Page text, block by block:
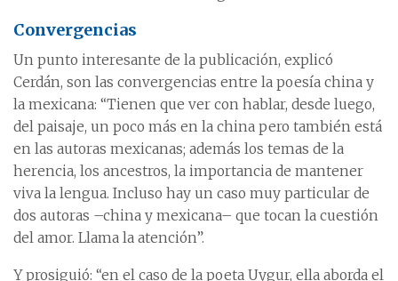
Convergencias
Un punto interesante de la publicación, explicó
Cerdán, son las convergencias entre la poesía china y
la mexicana: “Tienen que ver con hablar, desde luego,
del paisaje, un poco más en la china pero también está
en las autoras mexicanas; además los temas de la
herencia, los ancestros, la importancia de mantener
viva la lengua. Incluso hay un caso muy particular de
dos autoras –china y mexicana– que tocan la cuestión
del amor. Llama la atención”.
Y prosiguió: “en el caso de la poeta Uygur, ella aborda el